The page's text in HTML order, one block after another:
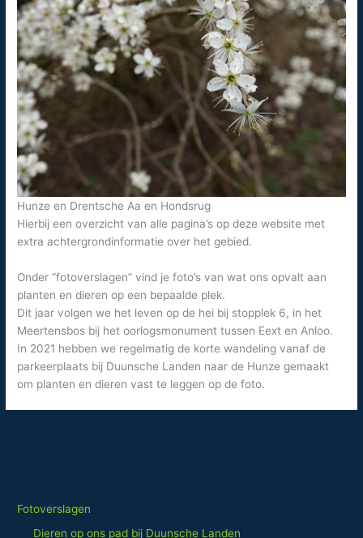
Hunze en Drentsche Aa en Hondsrug
Hierbij een overzicht van alle pagina’s op deze website met
extra achtergrondinformatie over het gebied.
Onder “fotoverslagen” vind je foto’s van wat ons opvalt aan
planten en dieren op een bepaalde plek.
Dit jaar volgen we het leven op de hei bij stopplek 6, in het
Meertensbos bij het oorlogsmonument tussen Eext en Anloo.
In 2021 hebben we regelmatig de korte wandeling vanaf de
parkeerplaats bij Duunsche Landen naar de Hunze gemaakt
om planten en dieren vast te leggen op de foto.
Fotoverslagen
Dieren op ons pad bij Duunsche Landen